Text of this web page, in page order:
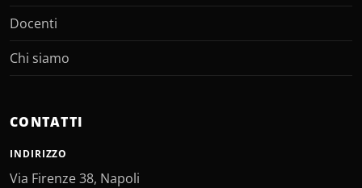
Docenti
Chi siamo
CONTATTI
INDIRIZZO
Via Firenze 38, Napoli